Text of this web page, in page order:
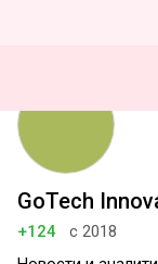
GoTech
+124
с 2018